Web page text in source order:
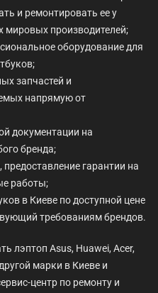
и ремонтировать ее у
производителей;
оборудование для
запчастей и
напрямую от
документации на
бренда;
гарантии на
работы;
в Киеве по доступной цене
требованиям брендов.
лэптоп Asus, Huawei, Acer,
марки в Киеве и
центр по ремонту и